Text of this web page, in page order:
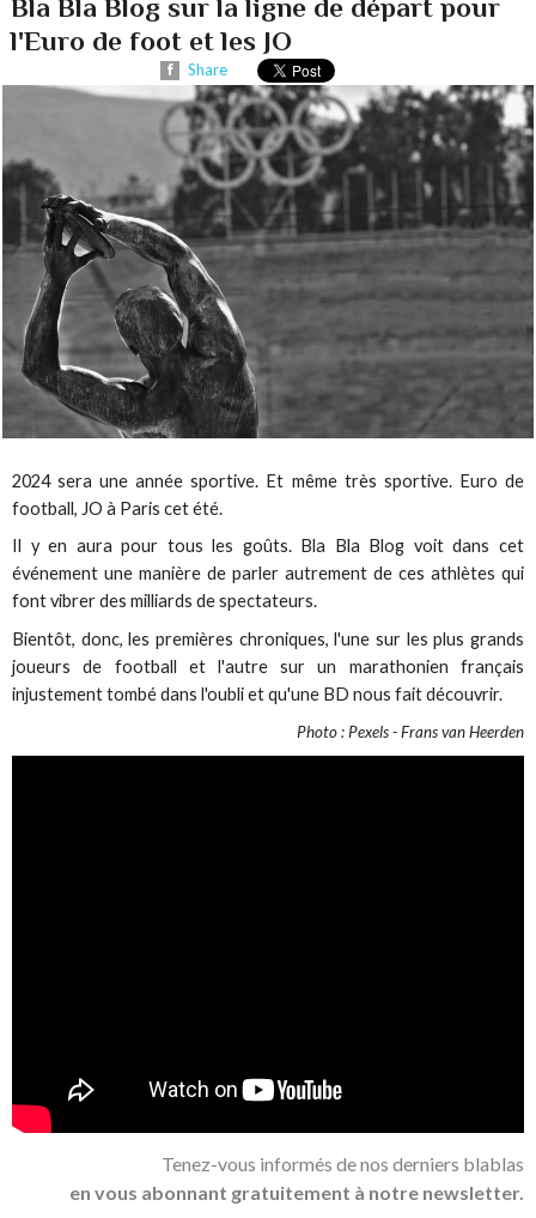
Bla Bla Blog sur la ligne de départ pour
l'Euro de foot et les JO
Share
2024 sera une année sportive. Et même très sportive. Euro de
football, JO à Paris cet été.
Il y en aura pour tous les goûts. Bla Bla Blog voit dans cet
événement une manière de parler autrement de ces athlètes qui
font vibrer des milliards de spectateurs.
Bientôt, donc, les premières chroniques, l'une sur les plus grands
joueurs de football et l'autre sur un marathonien français
injustement tombé dans l'oubli et qu'une BD nous fait découvrir.
Photo : Pexels - Frans van Heerden
Tenez-vous informés de nos derniers blablas
en vous abonnant gratuitement à notre newsletter.